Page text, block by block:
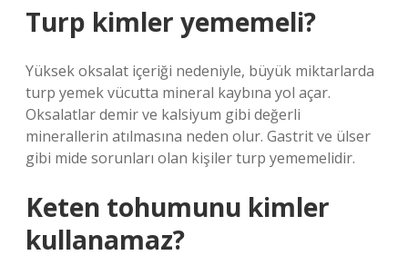
Turp kimler yememeli?
Yüksek oksalat içeriği nedeniyle, büyük miktarlarda
turp yemek vücutta mineral kaybına yol açar.
Oksalatlar demir ve kalsiyum gibi değerli
minerallerin atılmasına neden olur. Gastrit ve ülser
gibi mide sorunları olan kişiler turp yememelidir.
Keten tohumunu kimler
kullanamaz?